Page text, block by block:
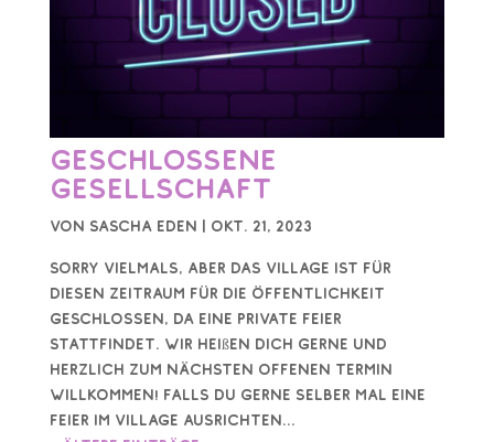
Geschlossene
Gesellschaft
von Sascha Eden | Okt. 21, 2023
Sorry vielmals, aber das Village ist für
diesen Zeitraum für die Öffentlichkeit
geschlossen, da eine private Feier
stattfindet. Wir heißen dich gerne und
herzlich zum nächsten offenen Termin
willkommen! Falls du gerne selber mal eine
Feier im Village ausrichten...